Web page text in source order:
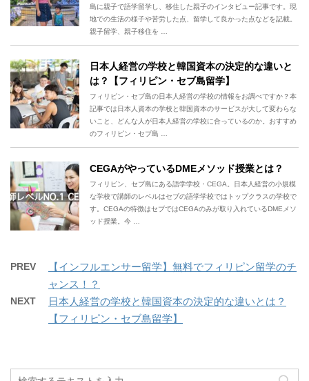
島に親子で語学留学し、移住した親子のインタビュー記事です。現
地での生活の様子や苦労した点、留学して良かった点などを記載。
親子留学、親子移住を …
日本人経営の学校と韓国資本の決定的な違いと
は？【フィリピン・セブ島留学】
フィリピン・セブ島の日本人経営の学校の情報をお調べですか？本
記事では日本人資本の学校と韓国資本のサービスが大して変わらな
いこと、どんな人が日本人経営の学校に合っているのか。おすすめ
のフィリピン・セブ島 …
CEGAがやっているDMEメソッド授業とは？
フィリピン、セブ島にある語学学校・CEGA。日本人経営の小規模
な学校で講師のレベルはセブの語学学校ではトップクラスの学校で
す。CEGAの特徴はセブではCEGAのみが取り入れているDMEメソ
ッド授業。今 …
PREV
【インフルエンサー留学】無料でフィリピン留学のチ
ャンス！？
NEXT
日本人経営の学校と韓国資本の決定的な違いとは？
【フィリピン・セブ島留学】